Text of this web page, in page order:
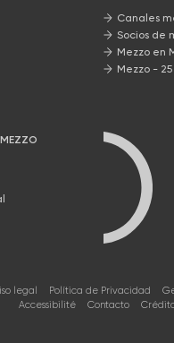
Canales
Socios de
Mezzo en
Mezzo -
legal Política de Privacidad
Accessibilité
Contacto